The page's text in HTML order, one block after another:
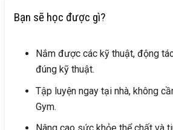
Bạn sẽ học được gì?
Nắm được các kỹ thuật, động
đúng kỹ thuật.
Tập luyện ngay tại nhà, không
Gym.